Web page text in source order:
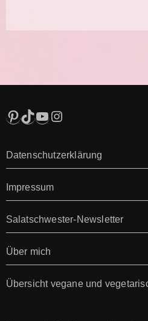
Pinterest
TikTok
YouTube
Instagram
Datenschutzerklärung
Impressum
Salatschwester-Newsletter
Über mich
Übersicht vegane und